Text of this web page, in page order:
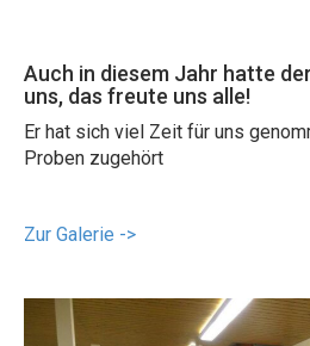
Auch in diesem Jahr hatte
uns, das freute uns alle!
Er hat sich viel Zeit für uns
Proben zugehört
Zur Galerie ->